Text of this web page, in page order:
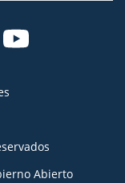
Abierto